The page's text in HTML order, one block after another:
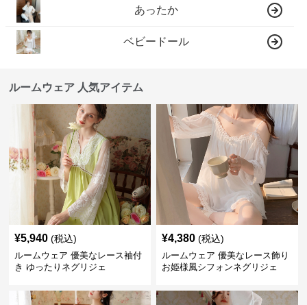
あったか
ベビードール
ルームウェア 人気アイテム
¥5,940 (税込)
ルームウェア 優美なレース袖付
き ゆったりネグリジェ
¥4,380 (税込)
ルームウェア 優美なレース飾り
お姫様風シフォンネグリジェ